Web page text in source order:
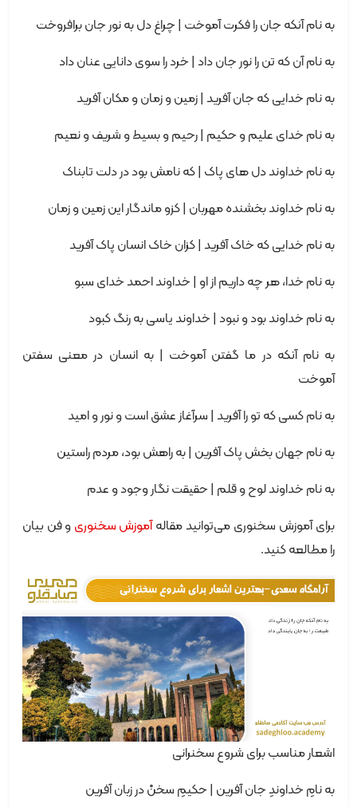
به نام آنکه جان را فکرت آموخت | چراغ دل به نور جان برافروخت
به نام آن که تن را نور جان داد | خرد را سوی دانایی عنان داد
به نام خدایی که جان آفرید | زمین و زمان و مکان آفرید
به نام خدای علیم و حکیم | رحیم و بسیط و شریف و نعیم
به نام خداوند دل های پاک | که نامش بود در دلت تابناک
به نام خداوند بخشنده مهربان | کزو ماندگار این زمین و زمان
به نام خدایی که خاک آفرید | کزان خاک انسان پاک آفرید
به نام خدا، هر چه داریم از او | خداوند احمد خدای سبو
به نام خداوند بود و نبود | خداوند یاسی به رنگ کبود
به نام آنکه در ما گفتن آموخت | به انسان در معنی سفتن
آموخت
به نام کسی که تو را آفرید | سرآغاز عشق است و نور و امید
به نام جهان بخش پاک آفرین | به راهش بود، مردم راستین
به نام خداوند لوح و قلم | حقیقت نگار وجود و عدم
برای آموزش سخنوری می‌توانید مقالهآموزش سخنوری و فن بیان
را مطالعه کنید.
اشعار مناسب برای شروع سخنرانی
به نامِ خداوندِ جان آفرین | حکیمِ سخنْ در زبان آفرین